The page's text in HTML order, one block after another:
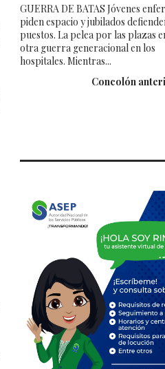
GUERRA DE BATAS Jóvenes
piden espacio y jubilados
puestos. La pelea por las plazas
otra guerra generacional en los
hospitales. Mientras...
Concolón